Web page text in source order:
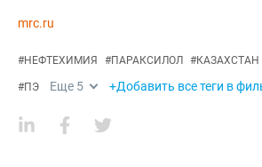
mrc.ru
#НЕФТЕХИМИЯ #ПАРАКСИЛОЛ #КАЗАХСТАН
#ПЭ Еще 5 +Добавить все теги в